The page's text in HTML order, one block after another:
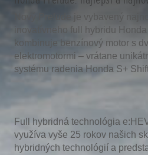
Nový Prelude je vybavený
inovatívneho full hybridu
kombinuje benzínový motor s
elektromotormi – vrátane
systému radenia Honda S+
Full hybridná technológia
využíva vyše 25 rokov našich
hybridných technológií a